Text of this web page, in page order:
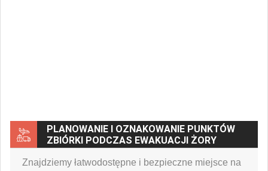
PLANOWANIE I OZNAKOWANIE PUNKTÓW
ZBIÓRKI PODCZAS EWAKUACJI ŻORY
Znajdziemy łatwodostępne i bezpieczne miejsce na